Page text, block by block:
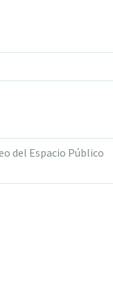
del Espacio Público